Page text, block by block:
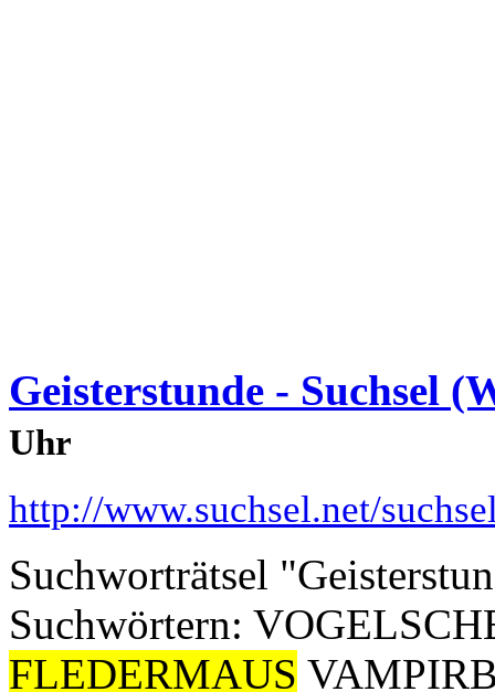
Geisterstunde - Suchsel
Uhr
http://www.suchsel.net/
Suchworträtsel
Suchwörtern:
FLEDERMAUS